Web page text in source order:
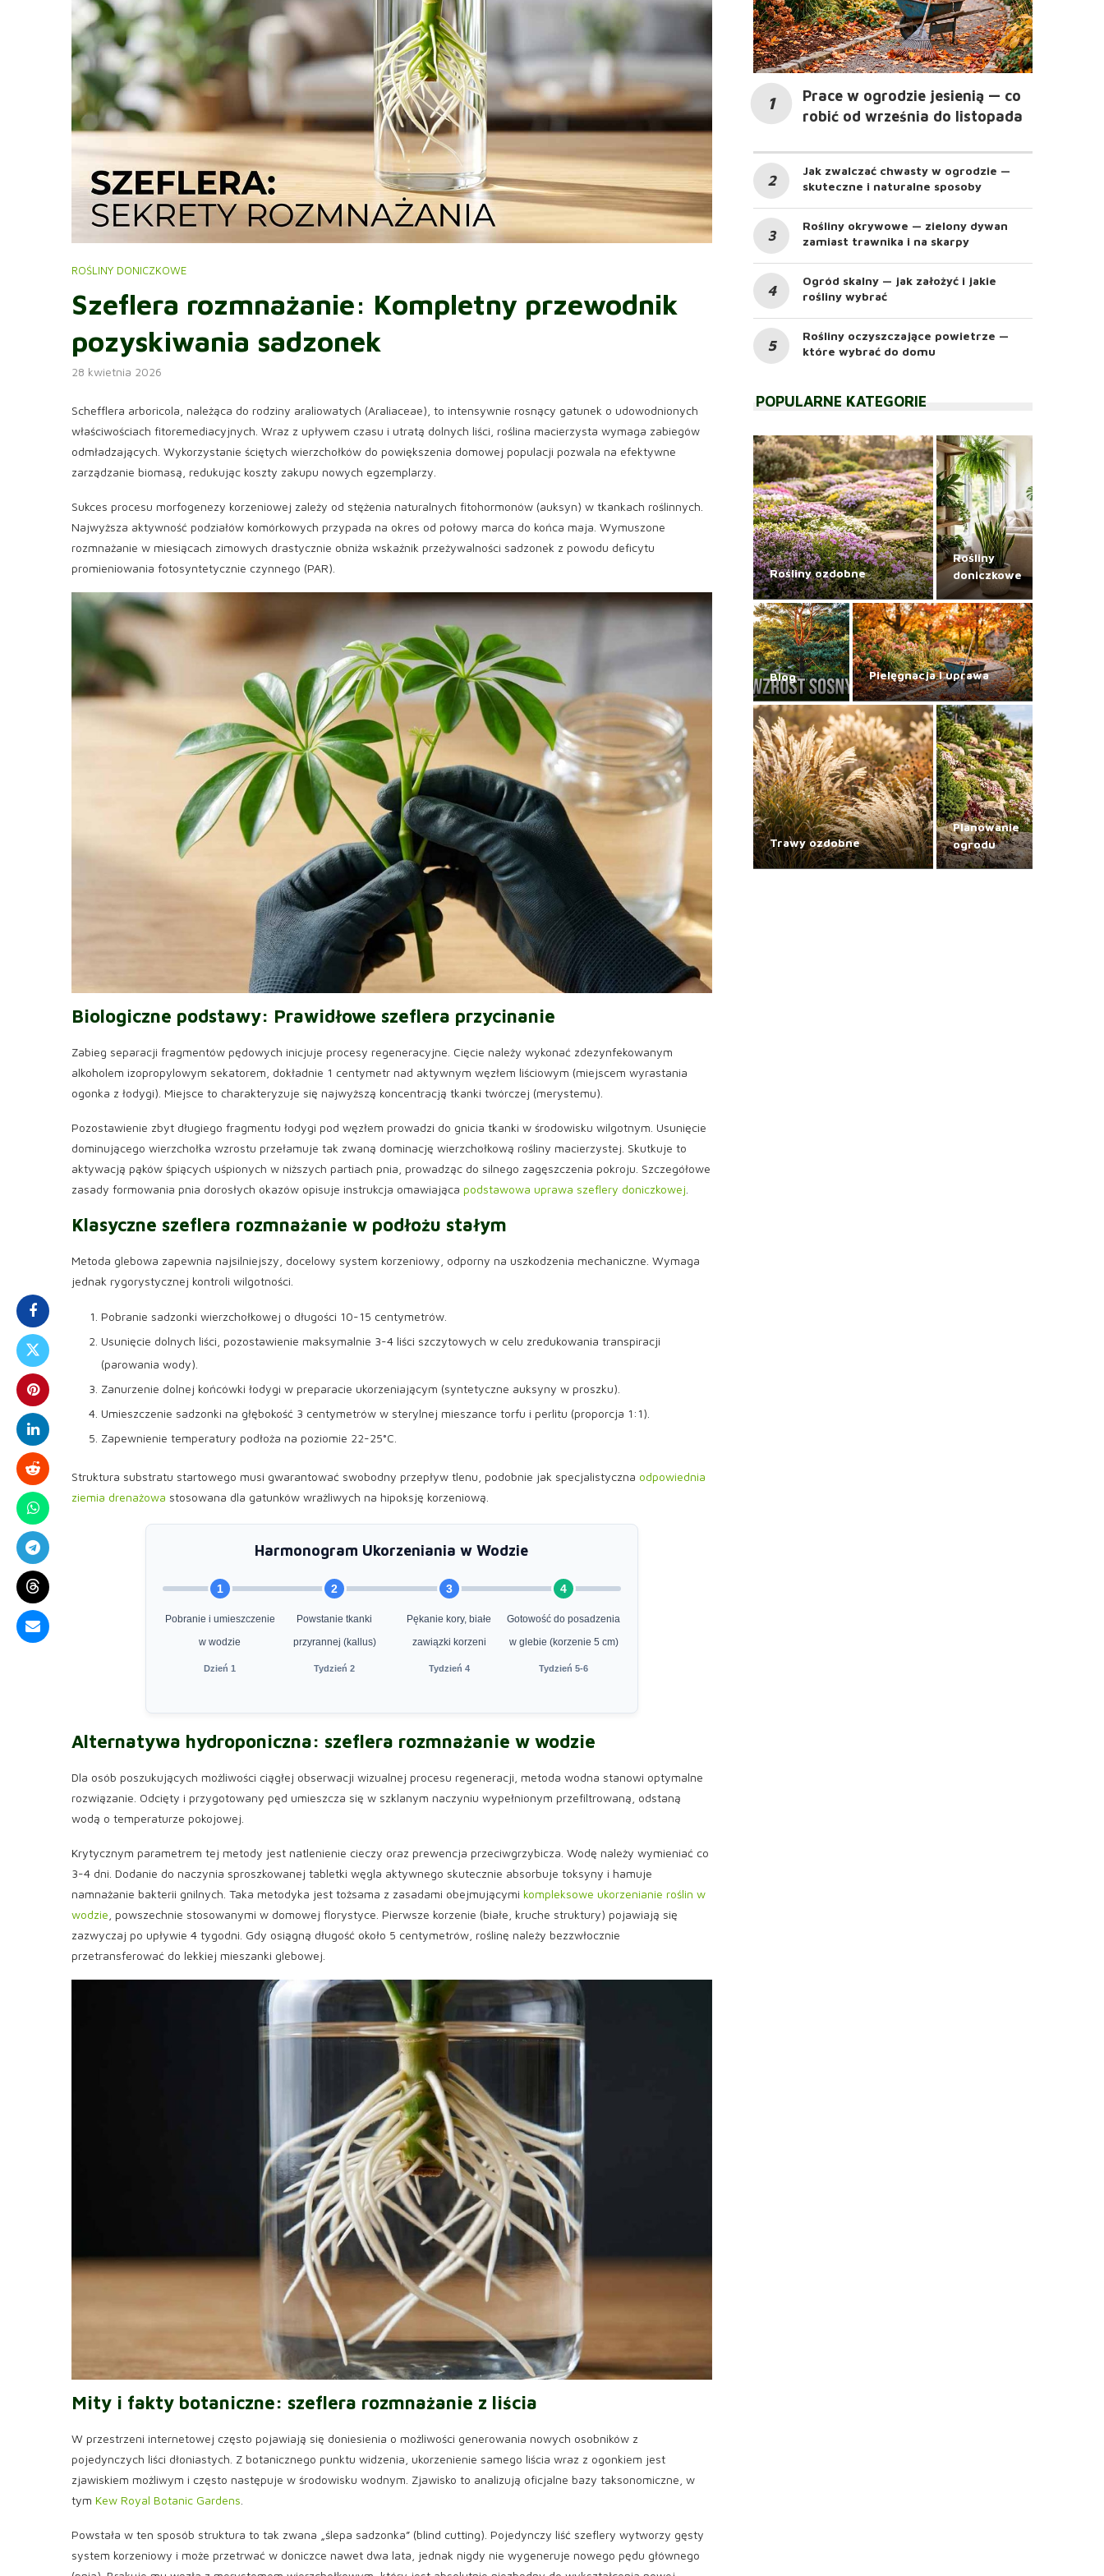
ROŚLINY DONICZKOWE
Szeflera rozmnażanie: Kompletny przewodnik
pozyskiwania sadzonek
28 kwietnia 2026
Schefflera arboricola, należąca do rodziny araliowatych (Araliaceae), to intensywnie rosnący gatunek o udowodnionych
właściwościach fitoremediacyjnych. Wraz z upływem czasu i utratą dolnych liści, roślina macierzysta wymaga zabiegów
odmładzających. Wykorzystanie ściętych wierzchołków do powiększenia domowej populacji pozwala na efektywne
zarządzanie biomasą, redukując koszty zakupu nowych egzemplarzy.
Sukces procesu morfogenezy korzeniowej zależy od stężenia naturalnych fitohormonów (auksyn) w tkankach roślinnych.
Najwyższa aktywność podziałów komórkowych przypada na okres od połowy marca do końca maja. Wymuszone
rozmnażanie w miesiącach zimowych drastycznie obniża wskaźnik przeżywalności sadzonek z powodu deficytu
promieniowania fotosyntetycznie czynnego (PAR).
Biologiczne podstawy: Prawidłowe szeflera przycinanie
Zabieg separacji fragmentów pędowych inicjuje procesy regeneracyjne. Cięcie należy wykonać zdezynfekowanym
alkoholem izopropylowym sekatorem, dokładnie 1 centymetr nad aktywnym węzłem liściowym (miejscem wyrastania
ogonka z łodygi). Miejsce to charakteryzuje się najwyższą koncentracją tkanki twórczej (merystemu).
Pozostawienie zbyt długiego fragmentu łodygi pod węzłem prowadzi do gnicia tkanki w środowisku wilgotnym. Usunięcie
dominującego wierzchołka wzrostu przełamuje tak zwaną dominację wierzchołkową rośliny macierzystej. Skutkuje to
aktywacją pąków śpiących uśpionych w niższych partiach pnia, prowadząc do silnego zagęszczenia pokroju. Szczegółowe
zasady formowania pnia dorosłych okazów opisuje instrukcja omawiająca podstawowa uprawa szeflery doniczkowej
Klasyczne szeflera rozmnażanie w podłożu stałym
Metoda glebowa zapewnia najsilniejszy, docelowy system korzeniowy, odporny na uszkodzenia mechaniczne. Wymaga
jednak rygorystycznej kontroli wilgotności.
Pobranie sadzonki wierzchołkowej o długości 10-15 centymetrów.
Usunięcie dolnych liści, pozostawienie maksymalnie 3-4 liści szczytowych w celu zredukowania transpiracji
(parowania wody).
Zanurzenie dolnej końcówki łodygi w preparacie ukorzeniającym (syntetyczne auksyny w proszku).
Umieszczenie sadzonki na głębokość 3 centymetrów w sterylnej mieszance torfu i perlitu (proporcja 1:1).
Zapewnienie temperatury podłoża na poziomie 22-25°C.
Struktura substratu startowego musi gwarantować swobodny przepływ tlenu, podobnie jak specjalistyczna odpowiednia
ziemia drenażowa stosowana dla gatunków wrażliwych na hipoksję korzeniową.
Harmonogram Ukorzeniania w Wodzie
1
Pobranie i umieszczenie
w wodzie
Dzień 1
2
Powstanie tkanki
przyrannej (kallus)
Tydzień 2
3
Pękanie kory, białe
zawiązki korzeni
Tydzień 4
4
Gotowość do posadzenia
w glebie (korzenie 5 cm)
Tydzień 5-6
Alternatywa hydroponiczna: szeflera rozmnażanie w wodzie
Dla osób poszukujących możliwości ciągłej obserwacji wizualnej procesu regeneracji, metoda wodna stanowi optymalne
rozwiązanie. Odcięty i przygotowany pęd umieszcza się w szklanym naczyniu wypełnionym przefiltrowaną, odstaną
wodą o temperaturze pokojowej.
Krytycznym parametrem tej metody jest natlenienie cieczy oraz prewencja przeciwgrzybicza. Wodę należy wymieniać co
3-4 dni. Dodanie do naczynia sproszkowanej tabletki węgla aktywnego skutecznie absorbuje toksyny i hamuje
namnażanie bakterii gnilnych. Taka metodyka jest tożsama z zasadami obejmującymi kompleksowe ukorzenianie roślin w
wodzie , powszechnie stosowanymi w domowej florystyce. Pierwsze korzenie (białe, kruche struktury) pojawiają się
zazwyczaj po upływie 4 tygodni. Gdy osiągną długość około 5 centymetrów, roślinę należy bezzwłocznie
przetransferować do lekkiej mieszanki glebowej.
Mity i fakty botaniczne: szeflera rozmnażanie z liścia
W przestrzeni internetowej często pojawiają się doniesienia o możliwości generowania nowych osobników z
pojedynczych liści dłoniastych. Z botanicznego punktu widzenia, ukorzenienie samego liścia wraz z ogonkiem jest
zjawiskiem możliwym i często następuje w środowisku wodnym. Zjawisko to analizują oficjalne bazy taksonomiczne, w
tym Kew Royal Botanic Gardens
Powstała w ten sposób struktura to tak zwana „ślepa sadzonka” (blind cutting). Pojedynczy liść szeflery wytworzy gęsty
system korzeniowy i może przetrwać w doniczce nawet dwa lata, jednak nigdy nie wygeneruje nowego pędu głównego
Prace w ogrodzie jesienią — co
robić od września do listopada
Jak zwalczać chwasty w ogrodzie —
skuteczne i naturalne sposoby
Rośliny okrywowe — zielony dywan
zamiast trawnika i na skarpy
Ogród skalny — jak założyć i jakie
rośliny wybrać
Rośliny oczyszczające powietrze —
które wybrać do domu
POPULARNE KATEGORIE
Rośliny ozdobne
Rośliny
doniczkowe
Blog Pielęgnacja i uprawa
Trawy ozdobne
Planowanie
ogrodu